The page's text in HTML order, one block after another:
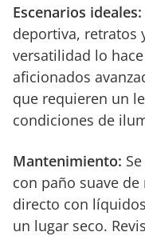
Escenarios ideales:
deportiva, retratos
versatilidad lo
aficionados
que requieren un
condiciones de
Mantenimiento:
con paño suave
directo con
un lugar seco.